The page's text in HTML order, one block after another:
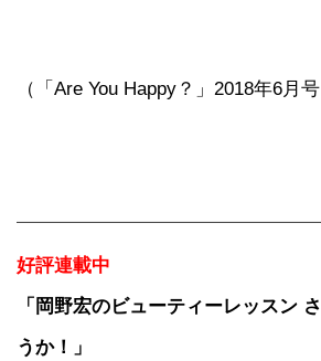
（「Are You Happy？」2018年6月号
好評連載中
「岡野宏のビューティーレッスン
うか！」